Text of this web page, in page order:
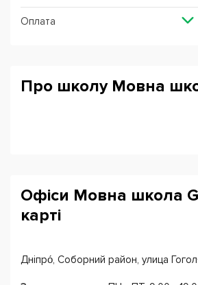
Оплата
Про школу Мовна
Офіси Мовна школа
карті
Дніпро́, Соборний район, улица